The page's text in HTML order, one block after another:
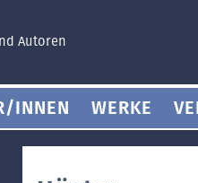
Autoren
INNEN WERKE